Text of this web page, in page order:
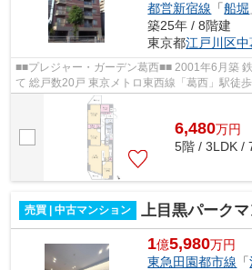
都営新宿線 「船堀
築25年 / 8階建
東京都江戸川区中
■■プレジャー・ガーデン葛西■■ 2001年6月築 鉄筋コンクリート造地上8階建
て 総戸数20戸 東京メトロ東西線「葛西」駅徒歩8分 プレジャー・ガーデン葛
西は、東京メトロ東西線「葛西」...
6,480万円
5階 / 3LDK /
売買 | 中古マンション 上目黒パーク
1億5,980万円
東急田園都市線 「